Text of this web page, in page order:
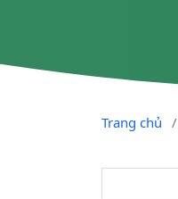
Trang chủ /